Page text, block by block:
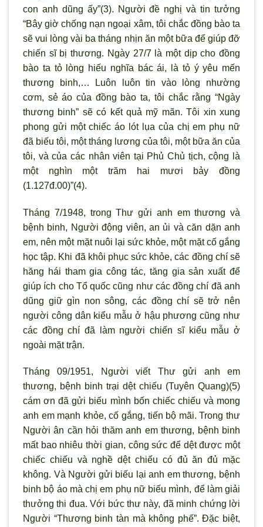
con anh dũng ấy”(3). Người đề nghị và tin tưởng
“Bây giờ chống nạn ngoại xâm, tôi chắc đồng bào ta
sẽ vui lòng vài ba tháng nhịn ăn một bữa để giúp đỡ
chiến sĩ bị thương. Ngày 27/7 là một dịp cho đồng
bào ta tỏ lòng hiếu nghĩa bác ái, là tỏ ý yêu mến
thương binh,… Luôn luôn tin vào lòng nhường
cơm, sẻ áo của đồng bào ta, tôi chắc rằng “Ngày
thương binh” sẽ có kết quả mỹ mãn. Tôi xin xung
phong gửi một chiếc áo lót lụa của chị em phụ nữ
đã biếu tôi, một tháng lương của tôi, một bữa ăn của
tôi, và của các nhân viên tại Phủ Chủ tịch, cộng là
một nghìn một trăm hai mươi bảy đồng
(1.127đ.00)”(4).
Tháng 7/1948, trong Thư gửi anh em thương và
bệnh binh, Người động viên, an ủi và căn dặn anh
em, nên một mặt nuôi lại sức khỏe, một mặt cố gắng
học tập. Khi đã khôi phục sức khỏe, các đồng chí sẽ
hăng hái tham gia công tác, tăng gia sản xuất để
giúp ích cho Tổ quốc cũng như các đồng chí đã anh
dũng giữ gìn non sông, các đồng chí sẽ trở nên
người công dân kiểu mẫu ở hậu phương cũng như
các đồng chí đã làm người chiến sĩ kiểu mẫu ở
ngoài mặt trận.
Tháng 09/1951, Người viết Thư gửi anh em
thương, bệnh binh trại dệt chiếu (Tuyên Quang)(5)
cám ơn đã gửi biếu mình bốn chiếc chiếu và mong
anh em mạnh khỏe, cố gắng, tiến bộ mãi. Trong thư
Người ân cần hỏi thăm anh em thương, bệnh binh
mất bao nhiêu thời gian, công sức để dệt được một
chiếc chiếu và nghề dệt chiếu có đủ ăn đủ mặc
không. Và Người gửi biếu lại anh em thương, bệnh
binh bộ áo mà chị em phụ nữ biếu mình, để làm giải
thưởng thi đua. ­­­­­­­­Với bức thư này, đã minh chứng lời
Người “Thương binh tàn mà không phế”. Đặc biệt,